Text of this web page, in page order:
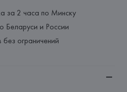
за 2 часа по Минску
Беларуси и России
ограничений